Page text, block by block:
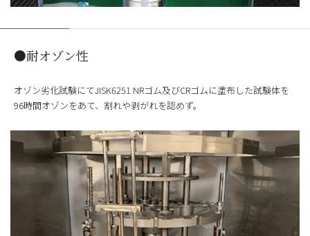
●耐オゾン性
オゾン劣化試験にてJISK6251 NRゴム及びCRゴムに塗布した試験体を
96時間オゾンをあて、割れや剥がれを認めず。